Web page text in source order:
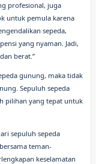
profesional, juga
untuk pemula karena
sepeda,
yang nyaman. Jadi,
berat.”
gunung, maka tidak
Sepuluh sepeda
pilihan yang tepat untuk
sepuluh sepeda
teman-
keselamatan